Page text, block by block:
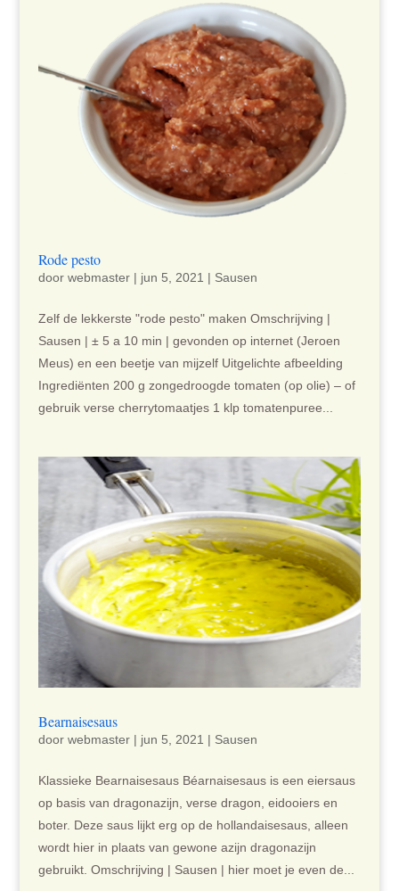
Rode pesto
door webmaster| jun 5, 2021 | Sausen
Zelf de lekkerste "rode pesto" maken Omschrijving |
Sausen | ± 5 a 10 min | gevonden op internet (Jeroen
Meus) en een beetje van mijzelf Uitgelichte afbeelding
Ingrediënten 200 g zongedroogde tomaten (op olie) – of
gebruik verse cherrytomaatjes 1 klp tomatenpuree...
Bearnaisesaus
door webmaster| jun 5, 2021 | Sausen
Klassieke Bearnaisesaus Béarnaisesaus is een eiersaus
op basis van dragonazijn, verse dragon, eidooiers en
boter. Deze saus lijkt erg op de hollandaisesaus, alleen
wordt hier in plaats van gewone azijn dragonazijn
gebruikt. Omschrijving | Sausen | hier moet je even de...